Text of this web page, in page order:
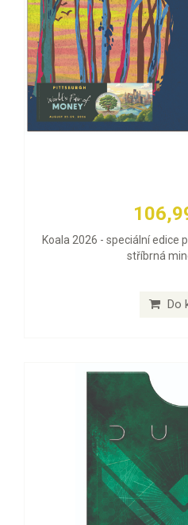
Koala 2026 - speciální edice
stříbrná
Do